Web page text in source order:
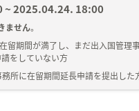
2025.04.24. 18:00
ません。
留期間が満了し、まだ出入国管理
をしていない方
所に在留期間延長申請を提出した
生